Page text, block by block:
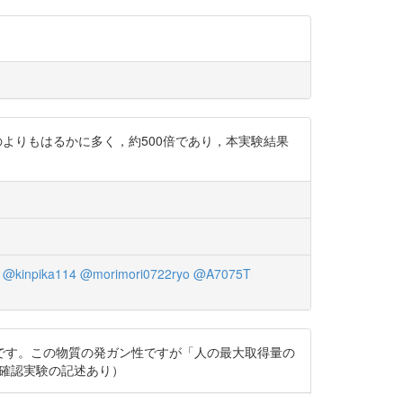
りもはるかに多く，約500倍であり，本実験結果
@kinpika114 @morimori0722ryo @A7075T
。この物質の発ガン性ですが「人の最大取得量の
実験の記述あり）